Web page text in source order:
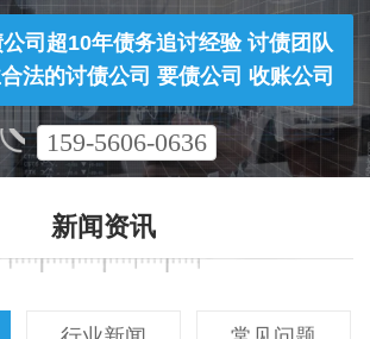
司超10年债务追讨经验 讨债团队
法的讨债公司 要债公司 收账公司
159-5606-0636
新闻资讯